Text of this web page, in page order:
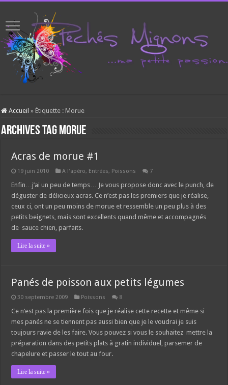
Accueil » Étiquette :Morue
Archives tagMorue
Acras de morue #1
19 juin 2010 A l'apéro, Entrées, Poissons 7
Enfin…j’ai un peu de temps… Je vous propose donc avec le punch, de
déguster de délicieux acras. Ce n’est pas les premiers que je réalise,
ceux ci, ont un peu moins de morue et ressemble un peu plus à des
petits beignets, mais sont excellents quand même et accompagnés
de sauce chien, parfaits.
Lire la suite »
Panés de poisson aux petits légumes
30 septembre 2009 Poissons 8
Ce n’est pas la première fois que je réalise cette recette et même si
mes panés ne se tiennent pas aussi bien que je le voudrai je suis
toujours ravie de les faire. Vous pouvez si vous le souhaitez mettre la
préparation dans des petits plats à gratin individuel, parsemer de
chapelure et passer le tout au four.
Lire la suite »